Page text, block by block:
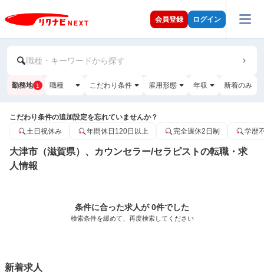
会員登録 ログイン
職種・キーワードから探す
勤務地 1 職種 こだわり条件 雇用形態 年収 新着のみ
こだわり条件の追加設定を忘れていませんか？
土日祝休み
年間休日120日以上 完全週休2日制 学歴
大津市（滋賀県）、カウンセラー/セラピストの転職・求
人情報
条件に合った求人が 0件でした
検索条件を緩めて、再度検索してください
新着求人